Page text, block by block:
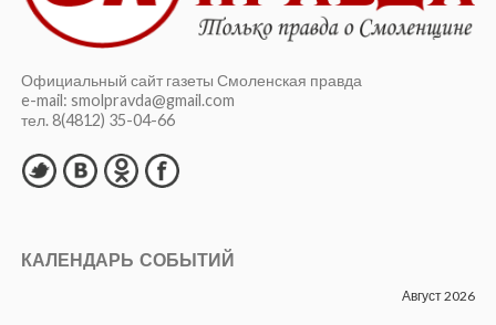
Официальный сайт газеты Смоленская правда
e-mail: smolpravda@gmail.com
тел. 8(4812) 35-04-66
КАЛЕНДАРЬ СОБЫТИЙ
Август 2026